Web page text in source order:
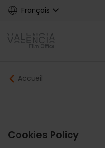
Skip
content
Français
Main
navigation
Office
Breadcrumb
Accueil
Cookies Policy